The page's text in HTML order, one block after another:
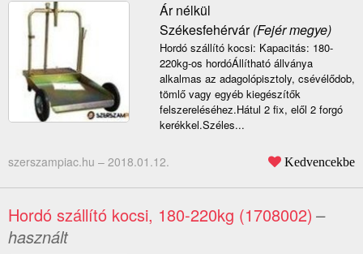
Ár nélkül
Székesfehérvár(Fejér megye)
Hordó szállító kocsi: Kapacitás: 180-
220kg-os hordóÁllítható állványa
alkalmas az adagolópisztoly, csévélődob,
tömlő vagy egyéb kiegészítők
felszereléséhez.Hátul 2 fix, elől 2 forgó
kerékkel.Széles...
szerszampiac.hu – 2018.01.12. Kedvencekbe
Hordó szállító kocsi, 180-220kg (1708002) –
használt